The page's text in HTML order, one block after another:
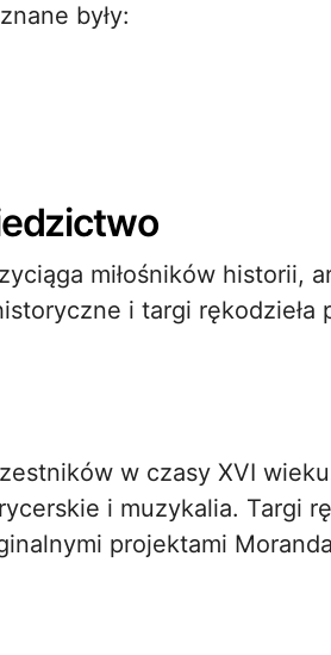
były:
miłośników historii,
i targi rękodzieła
w czasy XVI
i muzykalia. Targi
projektami